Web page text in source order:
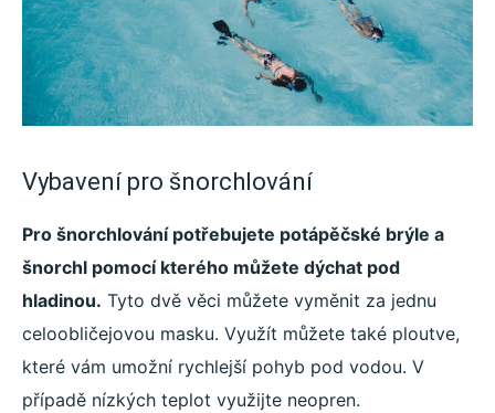
Vybavení pro šnorchlování
Pro šnorchlování potřebujete potápěčské brýle a
šnorchl pomocí kterého můžete dýchat pod
hladinou. Tyto dvě věci můžete vyměnit za jednu
celoobličejovou masku. Využít můžete také ploutve,
které vám umožní rychlejší pohyb pod vodou. V
případě nízkých teplot využijte neopren.